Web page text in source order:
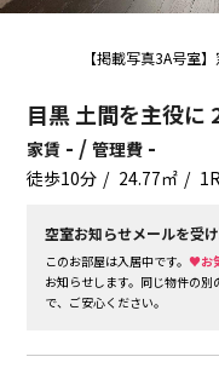
【掲載写真3A号室
目黒 土間を主役に
家賃 - /管理費 -
徒歩10分 24.77㎡
空室お知らせメールを受
このお部屋は入居中です。♥お
お知らせします。同じ物件の
で、ご安心ください。